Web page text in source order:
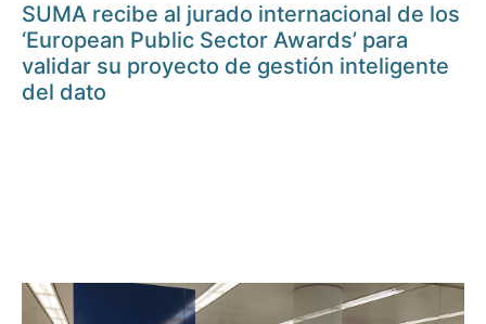
SUMA recibe al jurado internacional de los
‘European Public Sector Awards’ para
validar su proyecto de gestión inteligente
del dato